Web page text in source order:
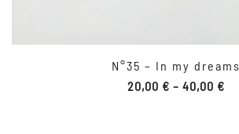
N°35 – In my dreams
20,00 € – 40,00 €